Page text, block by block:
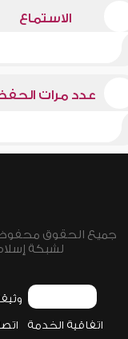
الاستماع
عدد مرات
لشبكة
اتفاقية الخدمة